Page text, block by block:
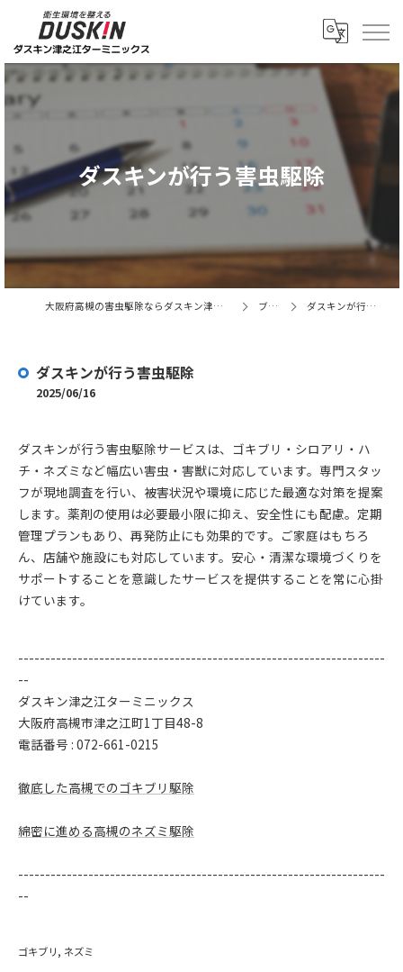
ダスキンが行う害虫駆除
大阪府高槻の害虫駆除ならダスキン津之江ターミニックス ブログ ダスキンが行う害虫駆除
ダスキンが行う害虫駆除
2025/06/16
ダスキンが行う害虫駆除サービスは、ゴキブリ・シロアリ・ハ
チ・ネズミなど幅広い害虫・害獣に対応しています。専門スタッ
フが現地調査を行い、被害状況や環境に応じた最適な対策を提案
します。薬剤の使用は必要最小限に抑え、安全性にも配慮。定期
管理プランもあり、再発防止にも効果的です。ご家庭はもちろ
ん、店舗や施設にも対応しています。安心・清潔な環境づくりを
サポートすることを意識したサービスを提供することを常に心掛
けています。
--------------------------------------------------------------------
--
ダスキン津之江ターミニックス
大阪府高槻市津之江町1丁目48-8
電話番号 : 072-661-0215
徹底した高槻でのゴキブリ駆除
綿密に進める高槻のネズミ駆除
--------------------------------------------------------------------
--
ゴキブリ ネズミ